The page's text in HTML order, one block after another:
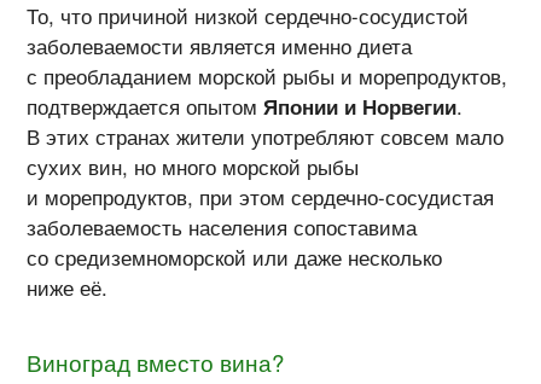
То, что причиной низкой сердечно-сосудистой
заболеваемости является именно диета
с преобладанием морской рыбы и морепродуктов,
подтверждается опытомЯпонии и Норвегии.
В этих странах жители употребляют совсем мало
сухих вин, но много морской рыбы
и морепродуктов, при этом сердечно-сосудистая
заболеваемость населения сопоставима
со средиземноморской или даже несколько
ниже её.
Виноград вместо вина?